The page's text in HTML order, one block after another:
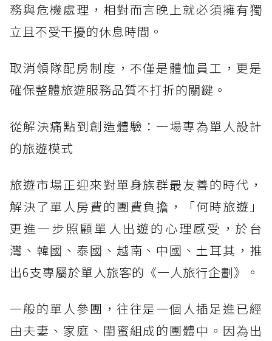
務與危機處理，相對而言晚上就必須擁有獨
立且不受干擾的休息時間。
取消領隊配房制度，不僅是體恤員工，更是
確保整體旅遊服務品質不打折的關鍵。
從解決痛點到創造體驗：一場專為單人設計
的旅遊模式
旅遊市場正迎來對單身族群最友善的時代，
解決了單人房費的團費負擔，「何時旅遊」
更進一步照顧單人出遊的心理感受，於台
灣、韓國、泰國、越南、中國、土耳其，推
出6支專屬於單人旅客的《一人旅行企劃》。
一般的單人參團，往往是一個人插足進已經
由夫妻、家庭、閨蜜組成的團體中。因為出